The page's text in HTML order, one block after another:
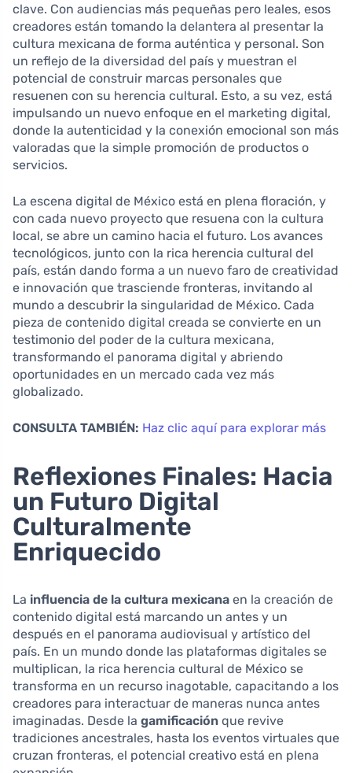
clave. Con audiencias más pequeñas pero leales, esos
creadores están tomando la delantera al presentar la
cultura mexicana de forma auténtica y personal. Son
un reflejo de la diversidad del país y muestran el
potencial de construir marcas personales que
resuenen con su herencia cultural. Esto, a su vez, está
impulsando un nuevo enfoque en el marketing digital,
donde la autenticidad y la conexión emocional son más
valoradas que la simple promoción de productos o
servicios.
La escena digital de México está en plena floración, y
con cada nuevo proyecto que resuena con la cultura
local, se abre un camino hacia el futuro. Los avances
tecnológicos, junto con la rica herencia cultural del
país, están dando forma a un nuevo faro de creatividad
e innovación que trasciende fronteras, invitando al
mundo a descubrir la singularidad de México. Cada
pieza de contenido digital creada se convierte en un
testimonio del poder de la cultura mexicana,
transformando el panorama digital y abriendo
oportunidades en un mercado cada vez más
globalizado.
CONSULTA TAMBIÉN: Haz clic aquí para explorar más
Reflexiones Finales: Hacia
un Futuro Digital
Culturalmente
Enriquecido
La influencia de la cultura mexicana en la creación de
contenido digital está marcando un antes y un
después en el panorama audiovisual y artístico del
país. En un mundo donde las plataformas digitales se
multiplican, la rica herencia cultural de México se
transforma en un recurso inagotable, capacitando a los
creadores para interactuar de maneras nunca antes
imaginadas. Desde la gamificación que revive
tradiciones ancestrales, hasta los eventos virtuales que
cruzan fronteras, el potencial creativo está en plena